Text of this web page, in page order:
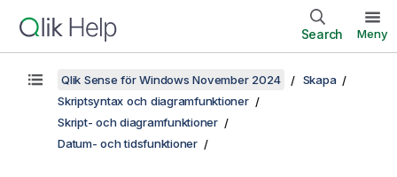
Search Meny
Qlik Sense för Windows November 2024
Skapa
Skriptsyntax och diagramfunktioner
Skript- och diagramfunktioner
Datum- och tidsfunktioner